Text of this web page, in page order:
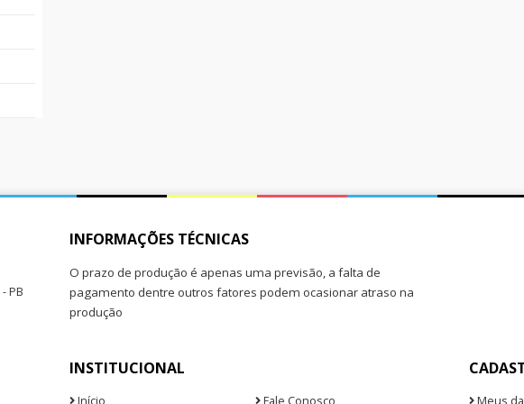
- PB
INFORMAÇÕES TÉCNICAS
O prazo de produção é apenas uma previsão, a falta de
pagamento dentre outros fatores podem ocasionar atraso na
produção
INSTITUCIONAL
Início Fale Conosco Meus